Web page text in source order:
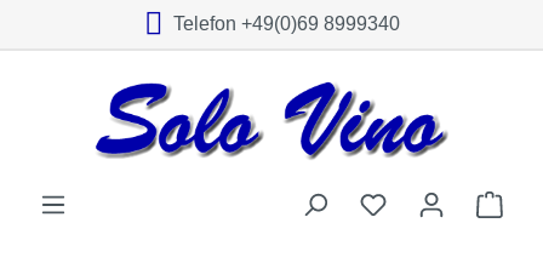
Telefon +49(0)69 8999340